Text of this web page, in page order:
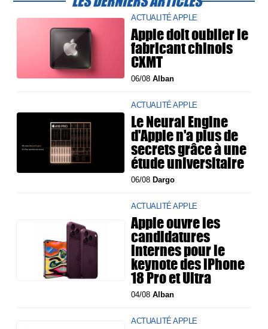
ACTUALITÉ APPLE
Apple doit oublier le
fabricant chinois
CXMT
06/08Alban
ACTUALITÉ APPLE
Le Neural Engine
d'Apple n'a plus de
secrets grâce à une
étude universitaire
06/08 Dargo
ACTUALITÉ APPLE
Apple ouvre les
candidatures
internes pour le
keynote des iPhone
18 Pro et Ultra
04/08Alban
ACTUALITÉ APPLE